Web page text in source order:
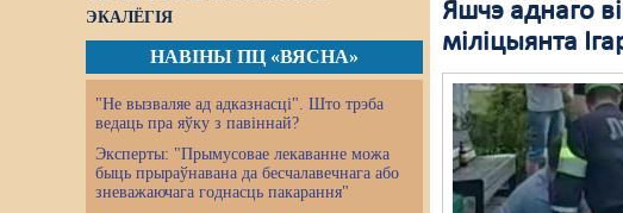
ЭКАЛЁГІЯ
НАВІНЫ ПЦ «ВЯСНА»
"Не вызваляе ад адказнасці". Што трэба
ведаць пра яўку з павіннай?
Эксперты: "Прымусовае лекаванне можа
быць прыраўнавана да бесчалавечнага або
зневажаючага годнасць пакарання"
Яшчэ аднаго
міліцыянта